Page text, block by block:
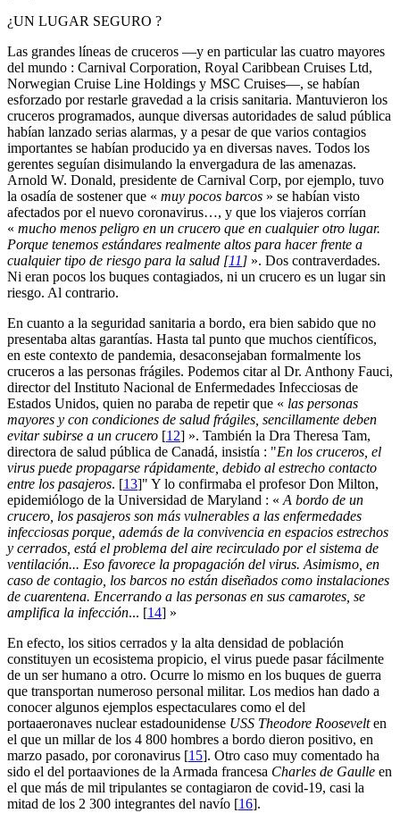
¿UN LUGAR SEGURO ?
Las grandes líneas de cruceros —y en particular las cuatro mayores
del mundo : Carnival Corporation, Royal Caribbean Cruises Ltd,
Norwegian Cruise Line Holdings y MSC Cruises—, se habían
esforzado por restarle gravedad a la crisis sanitaria. Mantuvieron los
cruceros programados, aunque diversas autoridades de salud pública
habían lanzado serias alarmas, y a pesar de que varios contagios
importantes se habían producido ya en diversas naves. Todos los
gerentes seguían disimulando la envergadura de las amenazas.
Arnold W. Donald, presidente de Carnival Corp, por ejemplo, tuvo
la osadía de sostener que « muy pocos barcos » se habían visto
afectados por el nuevo coronavirus…, y que los viajeros corrían
« mucho menos peligro en un crucero que en cualquier otro lugar.
Porque tenemos estándares realmente altos para hacer frente a
cualquier tipo de riesgo para la salud [11 ] ». Dos contraverdades.
Ni eran pocos los buques contagiados, ni un crucero es un lugar sin
riesgo. Al contrario.
En cuanto a la seguridad sanitaria a bordo, era bien sabido que no
presentaba altas garantías. Hasta tal punto que muchos científicos,
en este contexto de pandemia, desaconsejaban formalmente los
cruceros a las personas frágiles. Podemos citar al Dr. Anthony Fauci,
director del Instituto Nacional de Enfermedades Infecciosas de
Estados Unidos, quien no paraba de repetir que « las personas
mayores y con condiciones de salud frágiles, sencillamente deben
evitar subirse a un crucero [12] ». También la Dra Theresa Tam,
directora de salud pública de Canadá, insistía : "En los cruceros, el
virus puede propagarse rápidamente, debido al estrecho contacto
entre los pasajeros. [13]" Y lo confirmaba el profesor Don Milton,
epidemiólogo de la Universidad de Maryland : « A bordo de un
crucero, los pasajeros son más vulnerables a las enfermedades
infecciosas porque, además de la convivencia en espacios estrechos
y cerrados, está el problema del aire recirculado por el sistema de
ventilación... Eso favorece la propagación del virus. Asimismo, en
caso de contagio, los barcos no están diseñados como instalaciones
de cuarentena. Encerrando a las personas en sus camarotes, se
amplifica la infección... [14] »
En efecto, los sitios cerrados y la alta densidad de población
constituyen un ecosistema propicio, el virus puede pasar fácilmente
de un ser humano a otro. Ocurre lo mismo en los buques de guerra
que transportan numeroso personal militar. Los medios han dado a
conocer algunos ejemplos espectaculares como el del
portaaeronaves nuclear estadounidense USS Theodore Roosevelten
el que un millar de los 4 800 hombres a bordo dieron positivo, en
marzo pasado, por coronavirus [15]. Otro caso muy comentado ha
sido el del portaaviones de la Armada francesa Charles de Gaulle en
el que más de mil tripulantes se contagiaron de covid-19, casi la
mitad de los 2 300 integrantes del navío [16].